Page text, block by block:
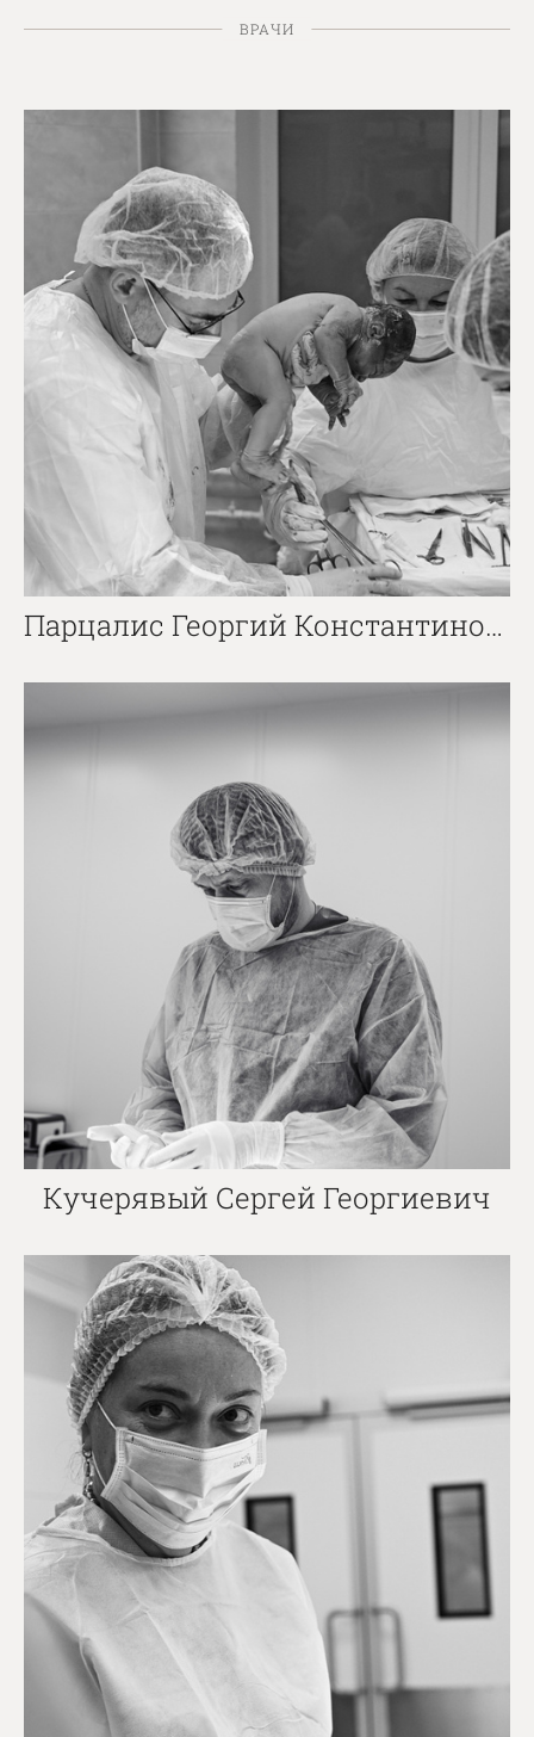
ВРАЧИ
Парцалис Георгий Константинович / МД Лахта
Кучерявый Сергей Георгиевич